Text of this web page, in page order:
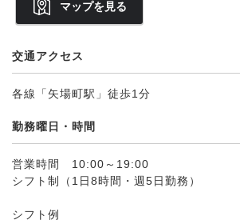
マップを見る
交通アクセス
各線「矢場町駅」徒歩1分
勤務曜日・時間
営業時間 10:00～19:00
シフト制（1日8時間・週5日勤務）
シフト例